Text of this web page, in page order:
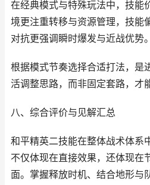
在经典模式与特殊玩法中，技能
境更注重转移与资源管理，技能
对抗更强调瞬时爆发与近战优势。
根据模式节奏选择合适打法，是
活调整思路，而非固定套路，才
八、综合评价与见解汇总
和平精英二技能在整体战术体系
不仅体现在直接效果，还体现在
面。掌握释放时机、结合地形与